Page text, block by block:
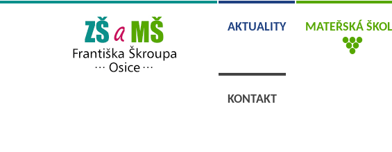
AKTUALITY MATEŘSKÁ
KONTAKT